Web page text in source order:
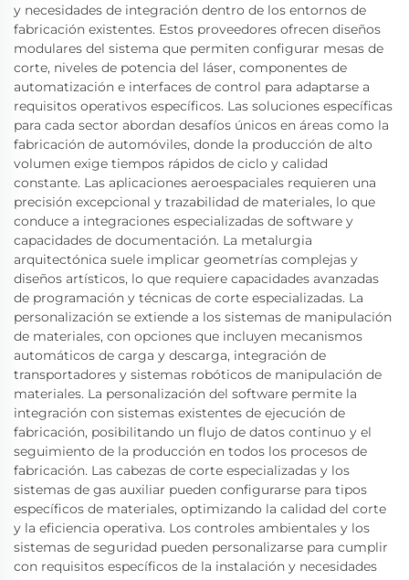
y necesidades de integración dentro de los entornos de
fabricación existentes. Estos proveedores ofrecen diseños
modulares del sistema que permiten configurar mesas de
corte, niveles de potencia del láser, componentes de
automatización e interfaces de control para adaptarse a
requisitos operativos específicos. Las soluciones específicas
para cada sector abordan desafíos únicos en áreas como la
fabricación de automóviles, donde la producción de alto
volumen exige tiempos rápidos de ciclo y calidad
constante. Las aplicaciones aeroespaciales requieren una
precisión excepcional y trazabilidad de materiales, lo que
conduce a integraciones especializadas de software y
capacidades de documentación. La metalurgia
arquitectónica suele implicar geometrías complejas y
diseños artísticos, lo que requiere capacidades avanzadas
de programación y técnicas de corte especializadas. La
personalización se extiende a los sistemas de manipulación
de materiales, con opciones que incluyen mecanismos
automáticos de carga y descarga, integración de
transportadores y sistemas robóticos de manipulación de
materiales. La personalización del software permite la
integración con sistemas existentes de ejecución de
fabricación, posibilitando un flujo de datos continuo y el
seguimiento de la producción en todos los procesos de
fabricación. Las cabezas de corte especializadas y los
sistemas de gas auxiliar pueden configurarse para tipos
específicos de materiales, optimizando la calidad del corte
y la eficiencia operativa. Los controles ambientales y los
sistemas de seguridad pueden personalizarse para cumplir
con requisitos específicos de la instalación y necesidades